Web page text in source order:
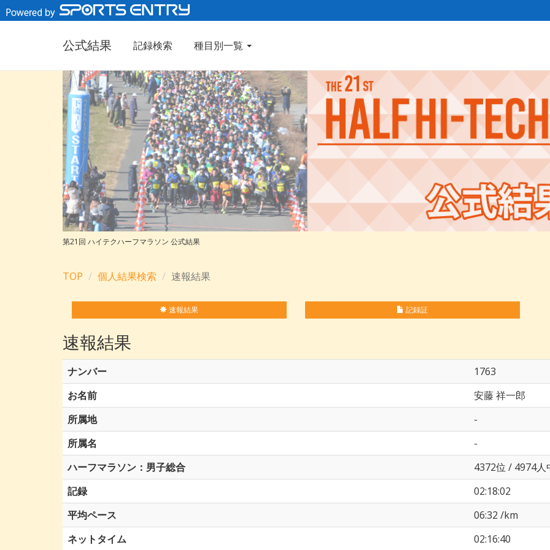
公式結果 記録検索 種目別一覧
第21回 ハイテクハーフマラソン 公式結果
TOP 個人結果検索 速報結果
速報結果 記録証
速報結果
ナンバー
1763
お名前
安藤 祥一郎
所属地
-
所属名
-
ハーフマラソン：男子総合
4372位 / 4974人
記録
02:18:02
平均ペース
06:32 /km
ネットタイム
02:16:40